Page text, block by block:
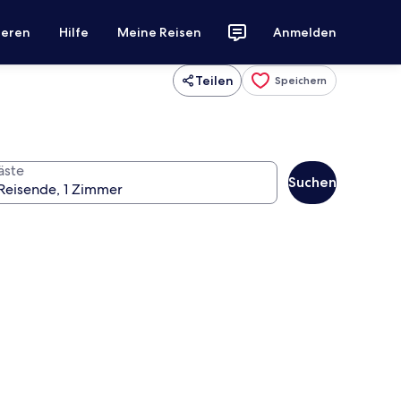
Hilfe Meine Reisen Anmelden
Teilen Speichern
Suchen